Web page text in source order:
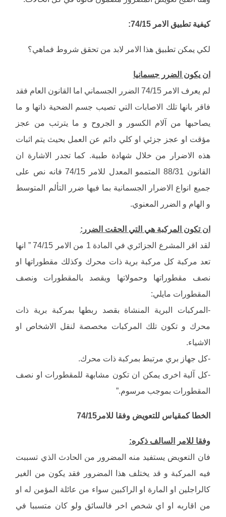
كيفية تطبيق الامر 74/15:
لكي يمكن تطبيق هذا الامر لابد من تحقق شروط فماهي؟
ان يكون الضرر جسمانيا
لم يعرف الامر 74/15 الضرر الجسماني اما القانون العام فقد
فاقر بانها تلك الاصابات التي تصيب جسم الضحية ذاتها و ما
يصاحبها من آلام الكسور و الجروح و ما يترتب من عجز
مؤقت او عجز جزئي او كلي دائم عن العمل بحيث يتم اثبات
هذه الاضرار من خلال شهادة طبية. كما تجدر الاشارة ان
القانون 88/31 المتممو المعدل للامر 74/15 فانه نص على
جميع انواع الاضرار الجسمانية بما فيها ضرر التألم المتوسط
و الهام و الضرر المعنوي.
ان تكون المركبة هي التي الحقت الضرر:
لقد اقر المشرع الجزائري في المادة 1 من الامر 74/15 ” انها
تعد مركبة كل مركبة برية ذات محرك وكذلك مقطوراتها او
نصف مقطوراتها وحمولاتها ويقصد بالمقطورات ونصف
المقطورات مايلي:
-المركبات البرية المنشاة بقصد ربطها بمركبة برية ذات
محرك و تكون تلك المركبات مخصصة لنقل الاشخاص او
الاشياء.
-كل جهاز بري مرتبط بمركبة ذات محرك.
-كل آلية اخرى يمكن ان تكون مشابهة للمقطورات او نصف
المقطورات بموجب مرسوم.”
الخطا كمقياس للتعويض وفقا للامر74/15
وفقا للامر السالف ذكره:
فان التعويض يستفيد منه المضرور من الحادث الذي تسببت
فيه المركبة و قد يختلف هذا المضرور فقد يكون من الغير
كالراجلين او المارة او الراكبين سواء من عائلة المؤمن له او
من اقاربه او اي شخص اخر فالسائق ولو كان متسببا في